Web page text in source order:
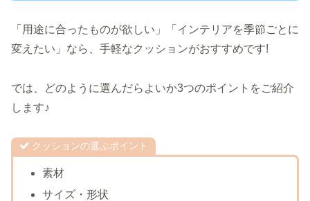
「用途に合ったものが欲しい」「インテリアを季節ごとに
変えたい」なら、手軽なクッションがおすすめです!
では、どのように選んだらよいか3つのポイントをご紹介
します♪
クッションの選ぶポイント
素材
サイズ・形状